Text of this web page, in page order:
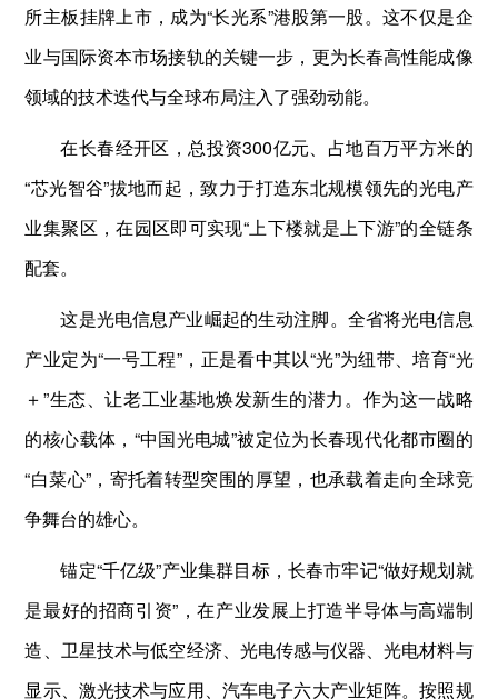
所主板挂牌上市，成为“长光系”港股第一股。这不仅是企
业与国际资本市场接轨的关键一步，更为长春高性能成像
领域的技术迭代与全球布局注入了强劲动能。
在长春经开区，总投资300亿元、占地百万平方米的
“芯光智谷”拔地而起，致力于打造东北规模领先的光电产
业集聚区，在园区即可实现“上下楼就是上下游”的全链条
配套。
这是光电信息产业崛起的生动注脚。全省将光电信息
产业定为“一号工程”，正是看中其以“光”为纽带、培育“光
＋”生态、让老工业基地焕发新生的潜力。作为这一战略
的核心载体，“中国光电城”被定位为长春现代化都市圈的
“白菜心”，寄托着转型突围的厚望，也承载着走向全球竞
争舞台的雄心。
锚定“千亿级”产业集群目标，长春市牢记“做好规划就
是最好的招商引资”，在产业发展上打造半导体与高端制
造、卫星技术与低空经济、光电传感与仪器、光电材料与
显示、激光技术与应用、汽车电子六大产业矩阵。按照规